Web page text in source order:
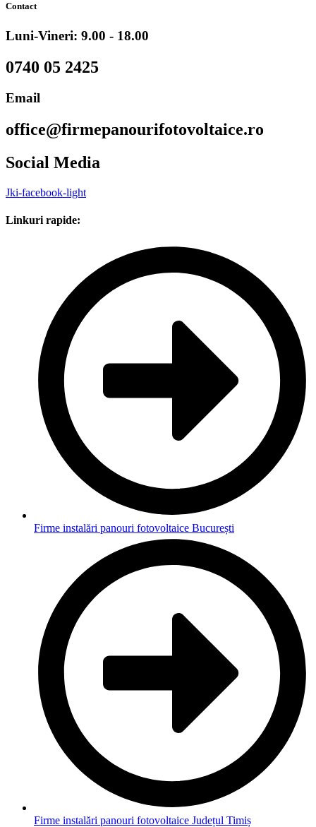
Contact
Luni-Vineri: 9.00 - 18.00
0740 05 2425
Email
office@firmepanourifotovoltaice.ro
Social Media
Jki-facebook-light
Linkuri rapide:
Firme instalări panouri fotovoltaice București
Firme instalări panouri fotovoltaice Județul Timiș